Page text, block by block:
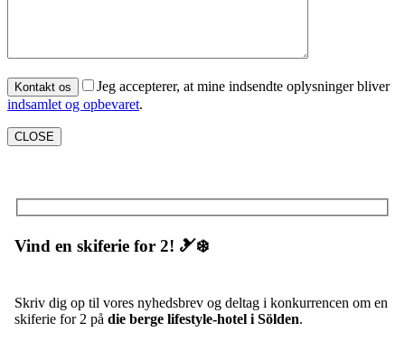
Jeg accepterer, at mine indsendte oplysninger bliver
indsamlet og opbevaret.
CLOSE
Vind en skiferie for 2! 🎿❄️
Skriv dig op til vores nyhedsbrev og deltag i konkurrencen om en
skiferie for 2 på die berge lifestyle-hotel i Sölden.